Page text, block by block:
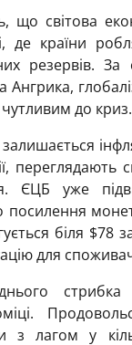
що світова
де країни
резервів.
до криз.
переглядають
ЄЦБ уже
біля $78
для
з лагом у